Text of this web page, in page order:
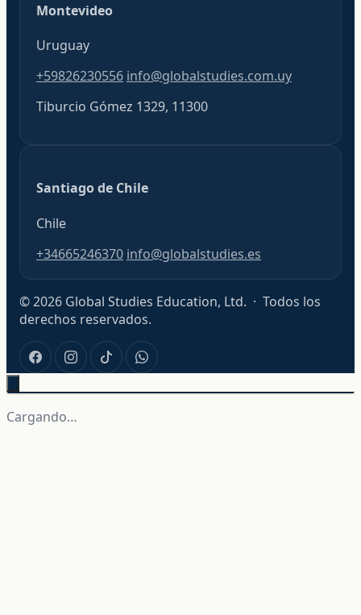
Montevideo
Uruguay
+59826230556 info@globalstudies.com.uy
Tiburcio Gómez 1329, 11300
Santiago de Chile
Chile
+34665246370 info@globalstudies.es
© 2026 Global Studies Education, Ltd. · Todos los
derechos reservados.
Cargando…